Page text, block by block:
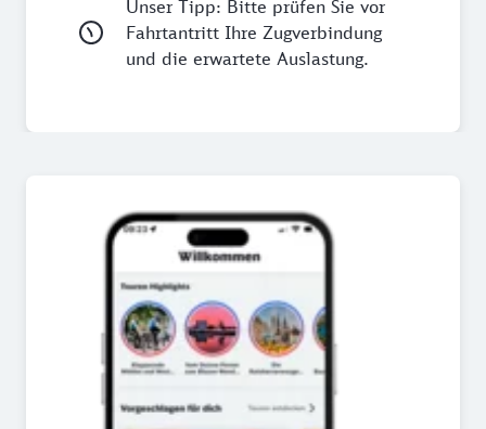
Unser Tipp: Bitte prüfen Sie vor
Fahrtantritt Ihre Zugverbindung
und die erwartete Auslastung.